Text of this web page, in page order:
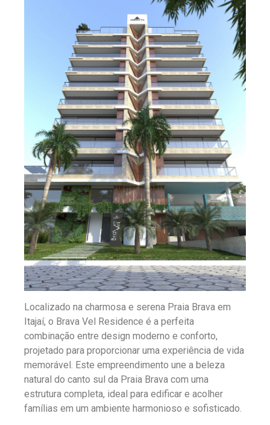
Localizado na charmosa e serena Praia Brava em
Itajaí, o Brava Vel Residence é a perfeita
combinação entre design moderno e conforto,
projetado para proporcionar uma experiência de vida
memorável. Este empreendimento une a beleza
natural do canto sul da Praia Brava com uma
estrutura completa, ideal para edificar e acolher
famílias em um ambiente harmonioso e sofisticado.